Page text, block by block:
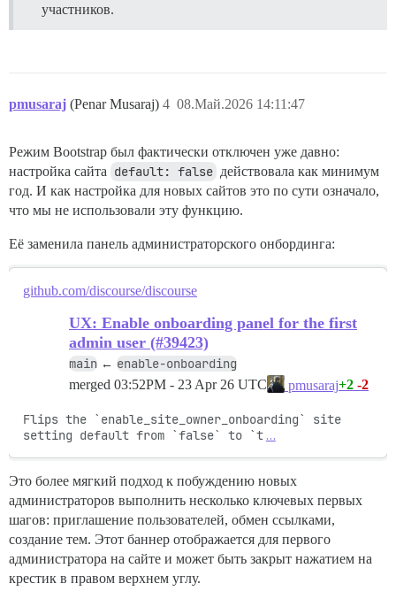
участников.
pmusaraj (Penar Musaraj) 08.Май.2026 14:11:47
4
Режим Bootstrap был фактически отключен уже давно:
настройка сайта default: false действовала как минимум
год. И как настройка для новых сайтов это по сути означало,
что мы не использовали эту функцию.
Её заменила панель администраторского онбординга:
github.com/discourse/discourse
UX: Enable onboarding panel for the first
admin user (#39423)
main ← enable-onboarding
merged 03:52PM - 23 Apr 26 UTC pmusaraj+2 -2
Flips the `enable_site_owner_onboarding` site
setting default from `false` to `t …
Это более мягкий подход к побуждению новых
администраторов выполнить несколько ключевых первых
шагов: приглашение пользователей, обмен ссылками,
создание тем. Этот баннер отображается для первого
администратора на сайте и может быть закрыт нажатием на
крестик в правом верхнем углу.